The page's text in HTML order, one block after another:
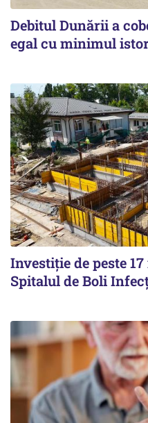
Debitul Dunării a
egal cu minimul
Investiție de peste
Spitalul de Boli